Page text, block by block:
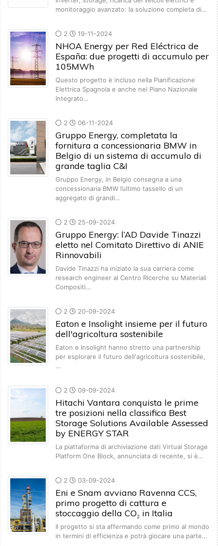
monitoraggio avanzato: la soluzione completa di…
2 19-11-2024
NHOA Energy per Red Eléctrica de
España: due progetti di accumulo per
105MWh
Questo progetto è incluso nella Pianificazione
Elettrica Spagnola e anche nel Piano Nazionale
Integrato…
2 06-11-2024
Gruppo Energy, completata la
fornitura a concessionaria BMW in
Belgio di un sistema di accumulo di
grande taglia C&I
Gruppo Energy, in Belgio consegna a una
concessionaria BMW l’ultimo tassello di un
aggregato di grandi…
2 25-09-2024
Gruppo Energy: l’AD Davide Tinazzi
eletto nel Comitato Direttivo di ANIE
Rinnovabili
Davide Tinazzi ha iniziato la sua carriera come
research engineer al Centro Ricerche su Materiali
Compositi…
2 20-09-2024
Eaton e Insolight insieme per il futuro
dell'agricoltura sostenibile
Eaton e Insolight hanno stretto una partnership
per esplorare il futuro dell'agricoltura sostenibile,
…
2 09-09-2024
Hitachi Vantara conquista le prime
tre posizioni nella classifica Best
Storage Solutions Available Assessed
by ENERGY STAR
La piattaforma di archiviazione dati Virtual Storage
Platform One Block, annunciata di recente, si è…
2 03-09-2024
Eni e Snam avviano Ravenna CCS,
primo progetto di cattura e
stoccaggio della CO₂ in Italia
Il progetto si sta affermando come primo al mondo
in termini di efficienza e potrà giocare una parte…